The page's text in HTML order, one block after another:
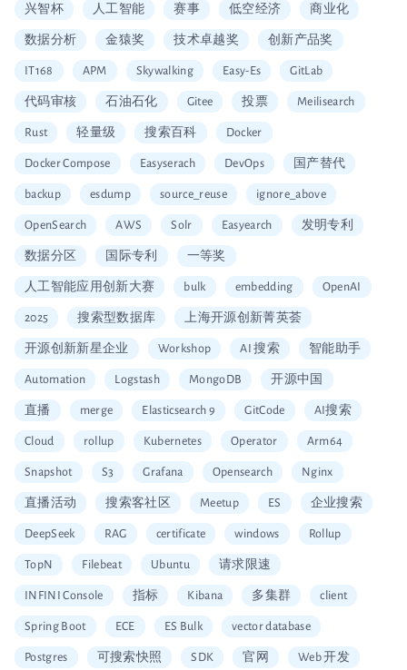
兴智杯 人工智能 赛事 低空经济 商业化
数据分析 金猿奖 技术卓越奖 创新产品奖
IT168 APM Skywalking Easy-Es GitLab
代码审核 石油石化 Gitee 投票 Meilisearch
Rust 轻量级 搜索百科 Docker
Docker Compose Easyserach DevOps 国产替代
backup esdump source_reuse ignore_above
OpenSearch AWS Solr Easyearch 发明专利
数据分区 国际专利 一等奖
人工智能应用创新大赛 bulk embedding OpenAI
2025 搜索型数据库 上海开源创新菁英荟
开源创新新星企业 Workshop AI 搜索 智能助手
Automation Logstash MongoDB 开源中国
直播 merge Elasticsearch 9 GitCode AI搜索
Cloud rollup Kubernetes Operator Arm64
Snapshot S3 Grafana Opensearch Nginx
直播活动 搜索客社区 Meetup ES 企业搜索
DeepSeek RAG certificate windows Rollup
TopN Filebeat Ubuntu 请求限速
INFINI Console 指标 Kibana 多集群 client
Spring Boot ECE ES Bulk vector database
Postgres 可搜索快照 SDK 官网 Web 开发